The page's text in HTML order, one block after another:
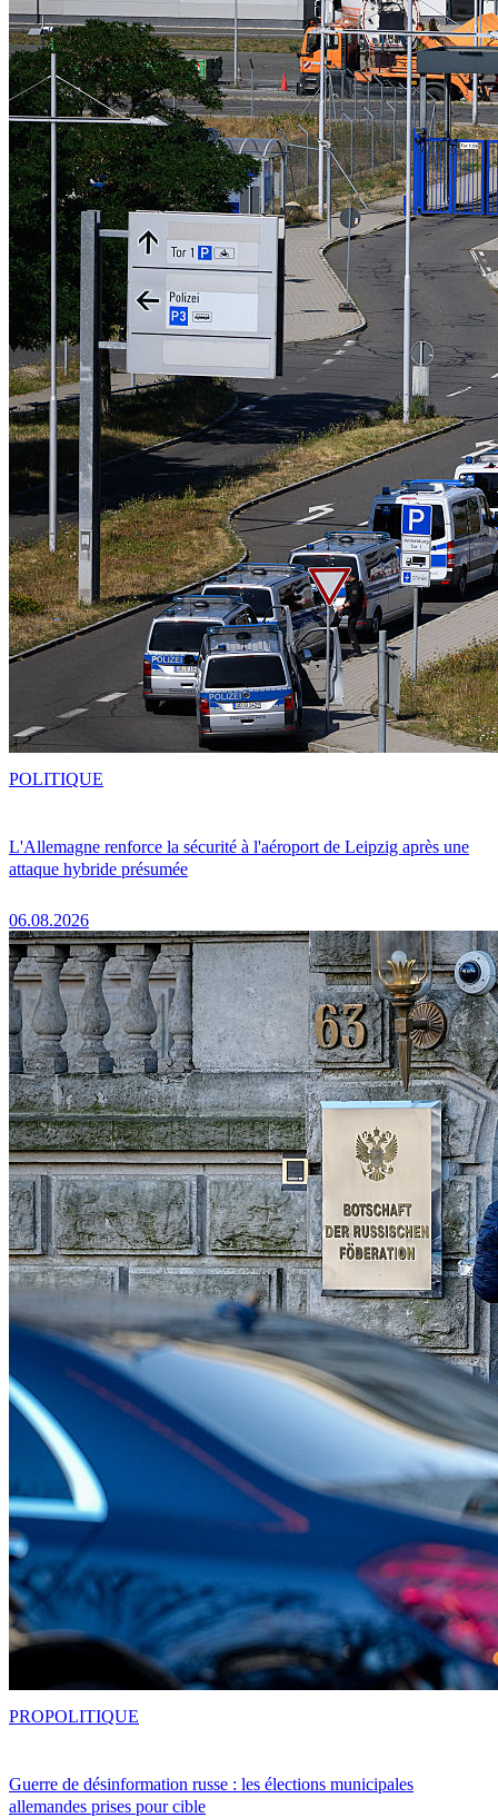
L'Allemagne renforce la sécurité à l'aéroport de Leipzig après une
attaque hybride présumée
06.08.2026
POLITIQUE
Guerre de désinformation russe : les élections municipales
allemandes prises pour cible
PROPOLITIQUE